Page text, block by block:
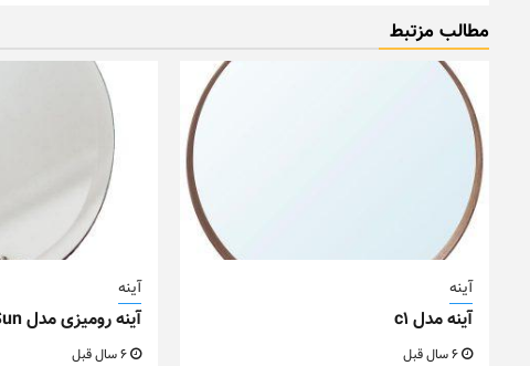
مطالب مزتبط
آینه
آینه مدل c1
آینه
آینه رومیزی مدل Sun
6 سال قبل